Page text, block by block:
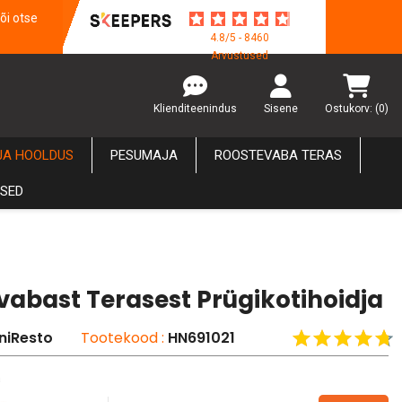
otse
4.8/5 - 8460
Arvustused
Ostukorv: (0)
Klienditeenindus Sisene
HOOLDUS PESUMAJA ROOSTEVABA TERAS
Terasest Prügikotihoidja
Tootekood : HN691021